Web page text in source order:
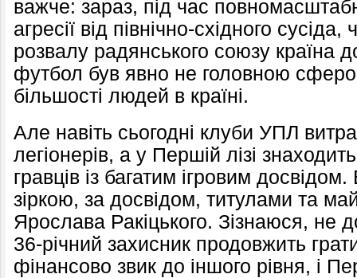
важче: зараз, під час
агресії від північно-східного
розвалу радянського союзу країна
футбол був явно не головною
більшості людей в країні.
Але навіть сьогодні клуби УПЛ
легіонерів, а у Першій лізі
гравців із багатим ігровим
зіркою, за досвідом, титулами та
Ярослава Ракіцького. Зізнаюся, не
36-річний захисник продовжить
фінансово звик до іншого рівня, і